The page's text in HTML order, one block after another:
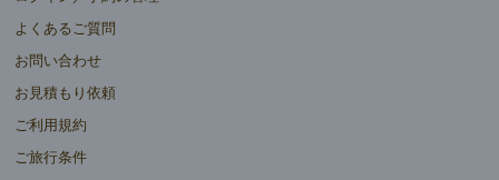
よくあるご質問
お問い合わせ
お見積もり依頼
ご利用規約
ご旅行条件